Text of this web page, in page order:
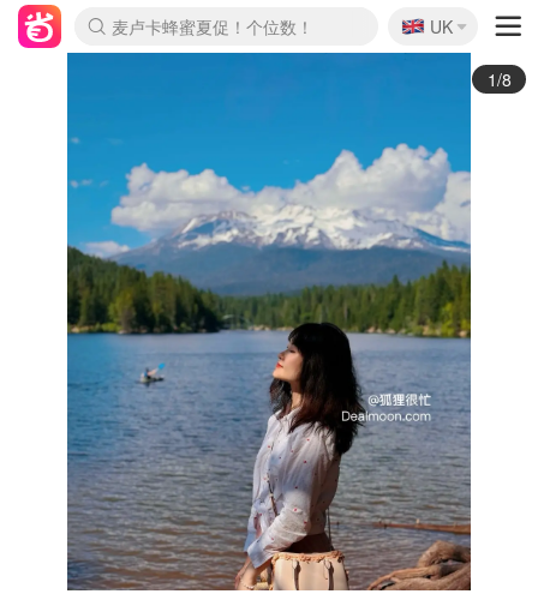
Prada/Miu 4.8折！
🇬🇧
UK
2/8